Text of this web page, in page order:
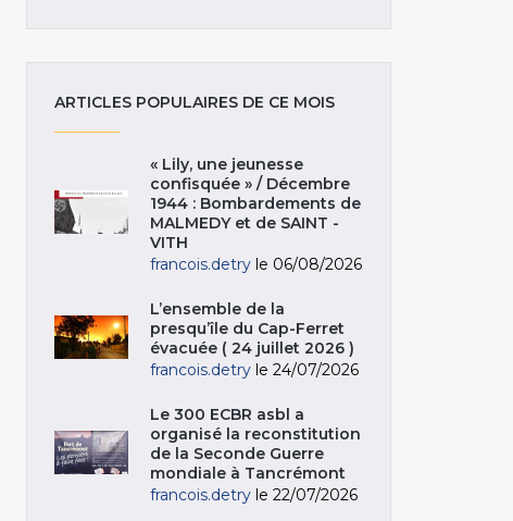
ARTICLES POPULAIRES DE CE MOIS
« Lily, une jeunesse
confisquée » / Décembre
1944 : Bombardements de
MALMEDY et de SAINT -
VITH
francois.detry le 06/08/2026
L’ensemble de la
presqu’île du Cap-Ferret
évacuée ( 24 juillet 2026 )
francois.detry le 24/07/2026
Le 300 ECBR asbl a
organisé la reconstitution
de la Seconde Guerre
mondiale à Tancrémont
francois.detry le 22/07/2026